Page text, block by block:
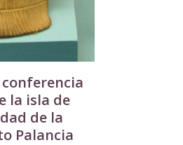
la isla de
de la
Palancia